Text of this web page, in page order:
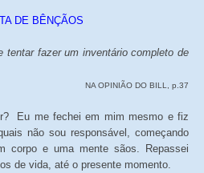
DE BÊNÇÃOS
tentar fazer um inventário completo de
NA OPINIÃO DO BILL, p.37
Eu me fechei em mim mesmo e fiz
não sou responsável, começando
corpo e uma mente sãos. Repassei
de vida, até o presente momento.